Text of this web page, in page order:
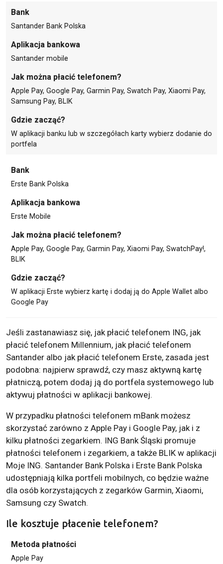
Bank
Santander Bank Polska
Aplikacja bankowa
Santander mobile
Jak można płacić telefonem?
Apple Pay, Google Pay, Garmin Pay, Swatch Pay, Xiaomi Pay,
Samsung Pay, BLIK
Gdzie zacząć?
W aplikacji banku lub w szczegółach karty wybierz dodanie do
portfela
Bank
Erste Bank Polska
Aplikacja bankowa
Erste Mobile
Jak można płacić telefonem?
Apple Pay, Google Pay, Garmin Pay, Xiaomi Pay, SwatchPay!,
BLIK
Gdzie zacząć?
W aplikacji Erste wybierz kartę i dodaj ją do Apple Wallet albo
Google Pay
Jeśli zastanawiasz się, jak płacić telefonem ING, jak
płacić telefonem Millennium, jak płacić telefonem
Santander albo jak płacić telefonem Erste, zasada jest
podobna: najpierw sprawdź, czy masz aktywną kartę
płatniczą, potem dodaj ją do portfela systemowego lub
aktywuj płatności w aplikacji bankowej.
W przypadku płatności telefonem mBank możesz
skorzystać zarówno z Apple Pay i Google Pay, jak i z
kilku płatności zegarkiem. ING Bank Śląski promuje
płatności telefonem i zegarkiem, a także BLIK w aplikacji
Moje ING. Santander Bank Polska i Erste Bank Polska
udostępniają kilka portfeli mobilnych, co będzie ważne
dla osób korzystających z zegarków Garmin, Xiaomi,
Samsung czy Swatch.
Ile kosztuje płacenie telefonem?
Metoda płatności
Apple Pay